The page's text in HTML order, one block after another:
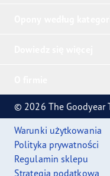
© 2026 The Goodyear
Warunki użytkowania
Polityka prywatności
Regulamin sklepu
Strategia podatkowa